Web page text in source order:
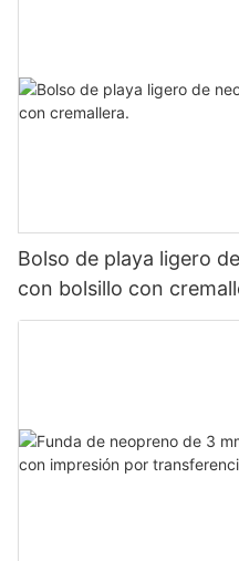
Bolso de playa ligero
con bolsillo con